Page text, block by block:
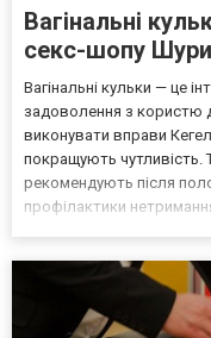
Вагінальні
секс-шопу
Вагінальні кульки — це
задоволення з користю
виконувати вправи
покращують чутливість.
рекомендують після
профілактики